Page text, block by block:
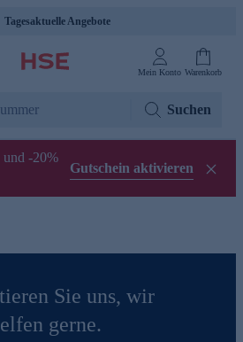
Tagesaktuelle Angebote
Mein Konto Warenkorb
Suchen
-20%
Gutschein aktivieren
Sie uns, wir
gerne.